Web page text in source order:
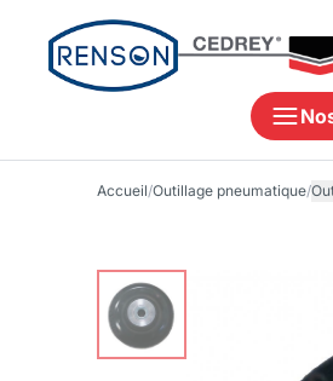
Accueil/Outillage pneumatique/